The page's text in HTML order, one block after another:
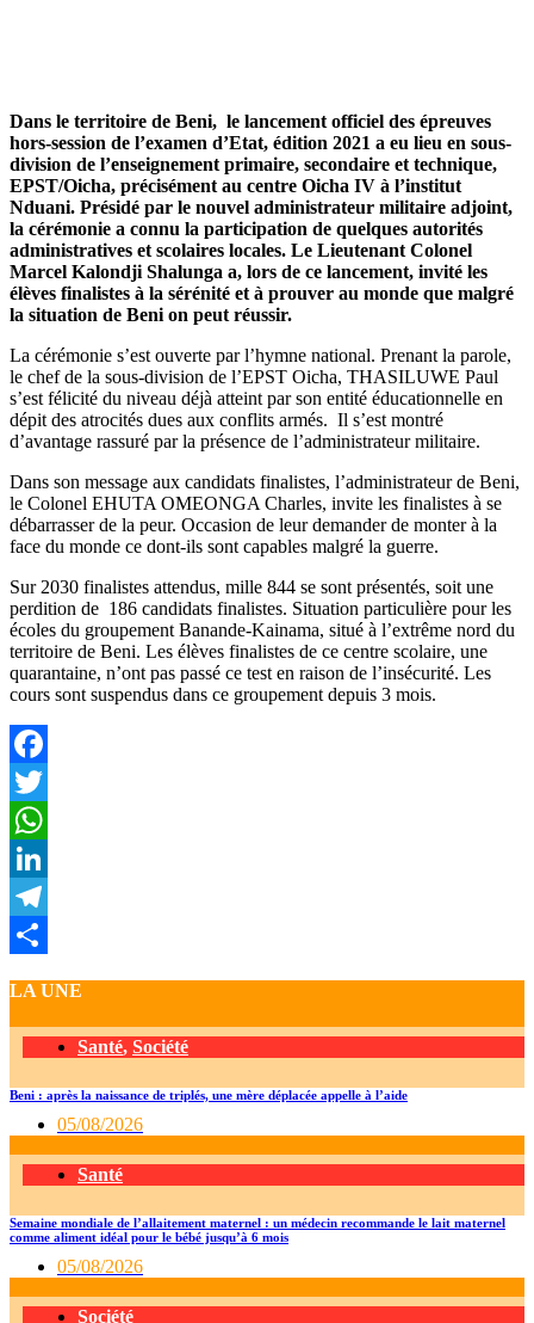
Dans le territoire de Beni, le lancement officiel des épreuves
hors-session de l’examen d’Etat, édition 2021 a eu lieu en sous-
division de l’enseignement primaire, secondaire et technique,
EPST/Oicha, précisément au centre Oicha IV à l’institut
Nduani. Présidé par le nouvel administrateur militaire adjoint,
la cérémonie a connu la participation de quelques autorités
administratives et scolaires locales. Le Lieutenant Colonel
Marcel Kalondji Shalunga a, lors de ce lancement, invité les
élèves finalistes à la sérénité et à prouver au monde que malgré
la situation de Beni on peut réussir.
La cérémonie s’est ouverte par l’hymne national. Prenant la parole,
le chef de la sous-division de l’EPST Oicha, THASILUWE Paul
s’est félicité du niveau déjà atteint par son entité éducationnelle en
dépit des atrocités dues aux conflits armés. Il s’est montré
d’avantage rassuré par la présence de l’administrateur militaire.
Dans son message aux candidats finalistes, l’administrateur de Beni,
le Colonel EHUTA OMEONGA Charles, invite les finalistes à se
débarrasser de la peur. Occasion de leur demander de monter à la
face du monde ce dont-ils sont capables malgré la guerre.
Sur 2030 finalistes attendus, mille 844 se sont présentés, soit une
perdition de 186 candidats finalistes. Situation particulière pour les
écoles du groupement Banande-Kainama, situé à l’extrême nord du
territoire de Beni. Les élèves finalistes de ce centre scolaire, une
quarantaine, n’ont pas passé ce test en raison de l’insécurité. Les
cours sont suspendus dans ce groupement depuis 3 mois.
Facebook
Twitter
WhatsApp
LinkedIn
Telegram
LA UNE
Santé, Société
Beni : après la naissance de triplés, une mère déplacée appelle à l’aide
05/08/2026
Santé
Semaine mondiale de l’allaitement maternel : un médecin recommande le lait maternel
comme aliment idéal pour le bébé jusqu’à 6 mois
05/08/2026
Société